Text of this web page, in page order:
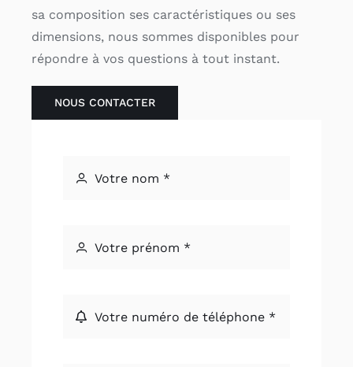
sa composition ses caractéristiques ou ses
dimensions, nous sommes disponibles pour
répondre à vos questions à tout instant.
NOUS CONTACTER